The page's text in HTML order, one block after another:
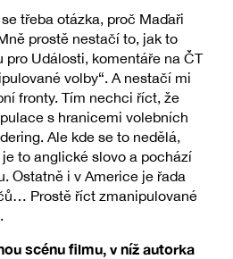
třeba otázka, proč Maďaři
prostě nestačí to, jak to
pro Události, komentáře na ČT
volby“. A nestačí mi
fronty. Tím nechci říct, že
s hranicemi volebních
Ale kde se to nedělá,
to anglické slovo a pochází
Ostatně i v Americe je řada
Prostě říct zmanipulované
scénu filmu, v níž autorka